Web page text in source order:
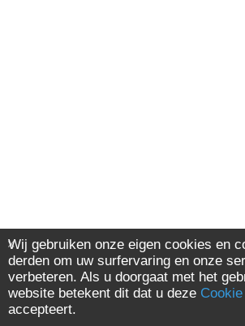
Wij gebruiken onze eigen cookies en
derden om uw surfervaring en onze
verbeteren. Als u doorgaat met het
website betekent dit dat u deze
accepteert.